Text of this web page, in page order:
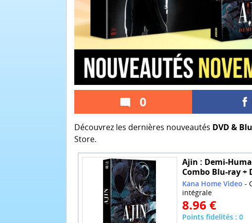
0
Découvrez les dernières nouveautés DVD &
Store.
Ajin : Demi-
Combo Blu-ray +
Kana Home Video -
intégrale
8.96 €
Points fidelités : 0